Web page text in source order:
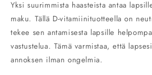
Yksi suurimmista haasteista antaa
maku. Tällä D-vitamiinituotteella on
tekee sen antamisesta lapsille
vastustelua. Tämä varmistaa, että
annoksen ilman ongelmia.